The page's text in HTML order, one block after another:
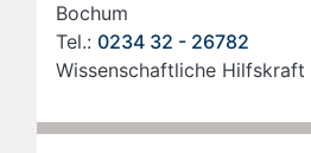
Bochum
Tel.: 0234 32 - 26782
Wissenschaftliche Hilfskraft